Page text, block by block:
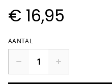
€ 16,95
AANTAL